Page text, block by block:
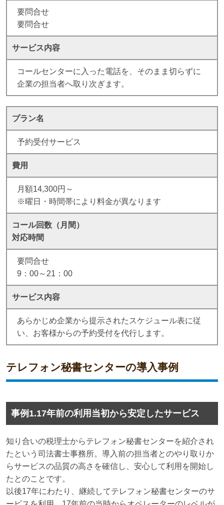
要問合せ
要問合せ
サービス内容
コールセンターに入った電話を、そのまま切らずに
企業の担当者へ取り次ぎます。
プラン名
予約受付サービス
費用
月額14,300円～
※曜日・時間帯により料金が異なります
コール回数（月間）
対応時間
要問合せ
9：00～21：00
サービス内容
あらかじめ企業から提示されたスケジュール表に従
い、お客様からの予約受付を代行します。
テレフォン秘書センターの導入事例
事例1.17年前の利用当初から安定したサービス
知り合いの税理士からテレフォン秘書センターを紹介され
たという司法書士事務所。導入前の担当者とのやり取りか
らサービスの品質の高さを確信し、安心して利用を開始し
たとのことです。
以後17年にわたり、継続してテレフォン秘書センターのサ